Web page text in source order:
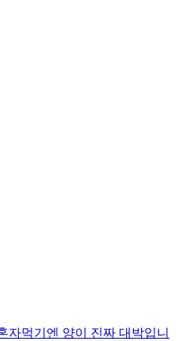
자먹기엔 양이 진짜 대박입니